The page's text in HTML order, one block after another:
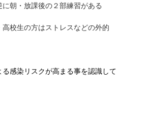
朝・放課後の２部練習がある
校生の方はストレスなどの外的
感染リスクが高まる事を認識して